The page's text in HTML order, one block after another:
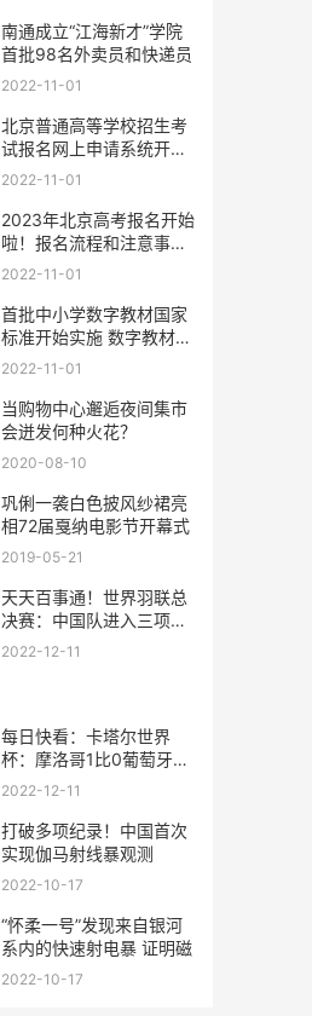
南通成立“江海新才”学院
首批98名外卖员和快递员
2022-11-01
北京普通高等学校招生考
试报名网上申请系统开通
啦
2022-11-01
2023年北京高考报名开始
啦！报名流程和注意事项
有哪
2022-11-01
首批中小学数字教材国家
标准开始实施 数字教材质
量
2022-11-01
当购物中心邂逅夜间集市
会迸发何种火花？
2020-08-10
巩俐一袭白色披风纱裙亮
相72届戛纳电影节开幕式
2019-05-21
天天百事通！世界羽联总
决赛：中国队进入三项双
打决
2022-12-11
每日快看：卡塔尔世界
杯：摩洛哥1比0葡萄牙
&#32;创
2022-12-11
打破多项纪录！中国首次
实现伽马射线暴观测
2022-10-17
“怀柔一号”发现来自银河
系内的快速射电暴 证明磁
2022-10-17